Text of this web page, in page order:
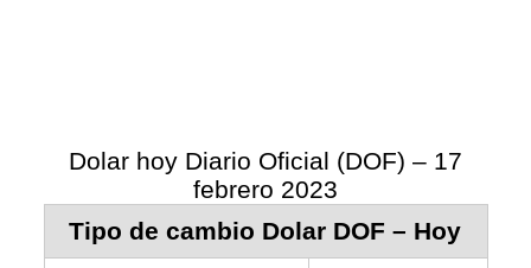
Dolar hoy Diario Oficial (DOF) – 17
febrero 2023
Tipo de cambio Dolar DOF – Hoy